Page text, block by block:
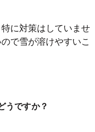
に対策はしていませ
で雪が溶けやすいこ
うですか？